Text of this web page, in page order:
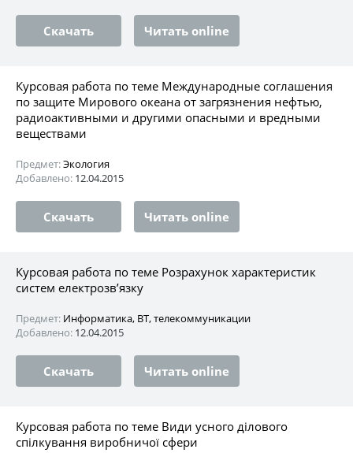
Скачать Читать online
Курсовая работа по теме Международные соглашения
по защите Мирового океана от загрязнения нефтью,
радиоактивными и другими опасными и вредными
веществами
Предмет:Экология
Добавлено: 12.04.2015
Скачать Читать online
Курсовая работа по теме Розрахунок характеристик
систем електрозв’язку
Предмет: Информатика, ВТ, телекоммуникации
Добавлено: 12.04.2015
Скачать Читать online
Курсовая работа по теме Види усного ділового
спілкування виробничої сфери